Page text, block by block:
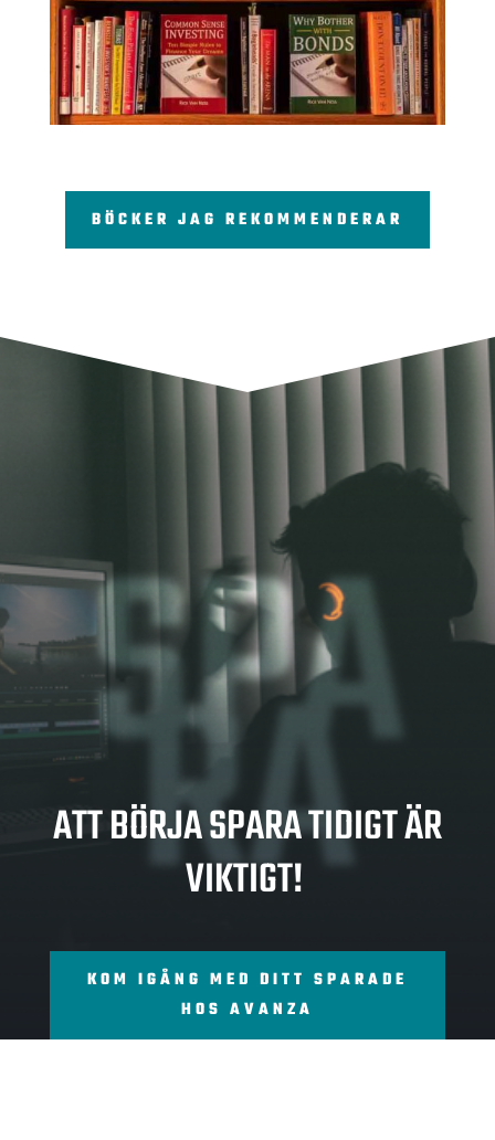
BÖCKER JAG REKOMMENDERAR
SPA
RA
ATT BÖRJA SPARA TIDIGT ÄR
VIKTIGT!
KOM IGÅNG MED DITT SPARADE
HOS AVANZA